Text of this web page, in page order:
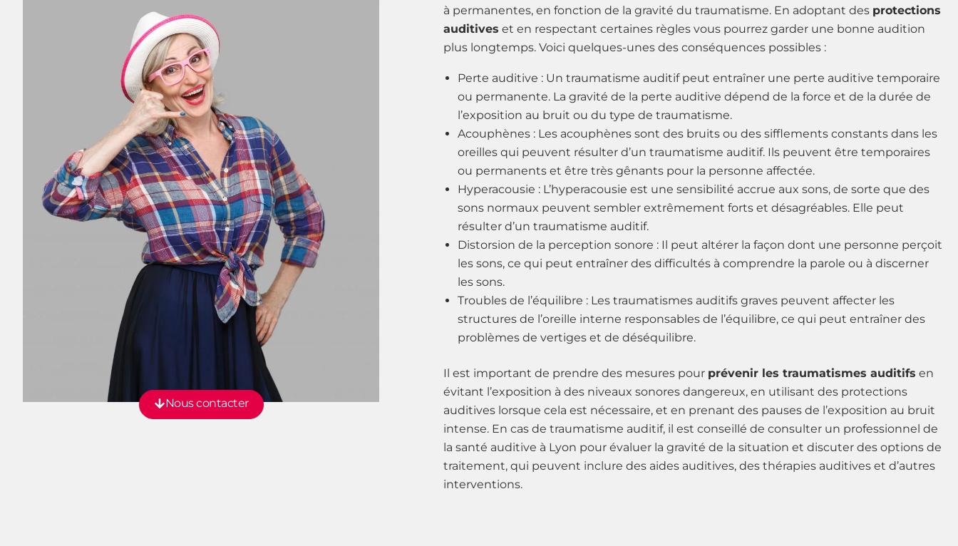
Nous contacter
à permanentes, en fonction de la gravité du traumatisme. En adoptant des protections
auditives et en respectant certaines règles vous pourrez garder une bonne audition
plus longtemps. Voici quelques-unes des conséquences possibles :
Perte auditive : Un traumatisme auditif peut entraîner une perte auditive temporaire
ou permanente. La gravité de la perte auditive dépend de la force et de la durée de
l’exposition au bruit ou du type de traumatisme.
Acouphènes : Les acouphènes sont des bruits ou des sifflements constants dans les
oreilles qui peuvent résulter d’un traumatisme auditif. Ils peuvent être temporaires
ou permanents et être très gênants pour la personne affectée.
Hyperacousie : L’hyperacousie est une sensibilité accrue aux sons, de sorte que des
sons normaux peuvent sembler extrêmement forts et désagréables. Elle peut
résulter d’un traumatisme auditif.
Distorsion de la perception sonore : Il peut altérer la façon dont une personne perçoit
les sons, ce qui peut entraîner des difficultés à comprendre la parole ou à discerner
les sons.
Troubles de l’équilibre : Les traumatismes auditifs graves peuvent affecter les
structures de l’oreille interne responsables de l’équilibre, ce qui peut entraîner des
problèmes de vertiges et de déséquilibre.
Il est important de prendre des mesures pour prévenir les traumatismes auditifs en
évitant l’exposition à des niveaux sonores dangereux, en utilisant des protections
auditives lorsque cela est nécessaire, et en prenant des pauses de l’exposition au bruit
intense. En cas de traumatisme auditif, il est conseillé de consulter un professionnel de
la santé auditive à Lyon pour évaluer la gravité de la situation et discuter des options de
traitement, qui peuvent inclure des aides auditives, des thérapies auditives et d’autres
interventions.